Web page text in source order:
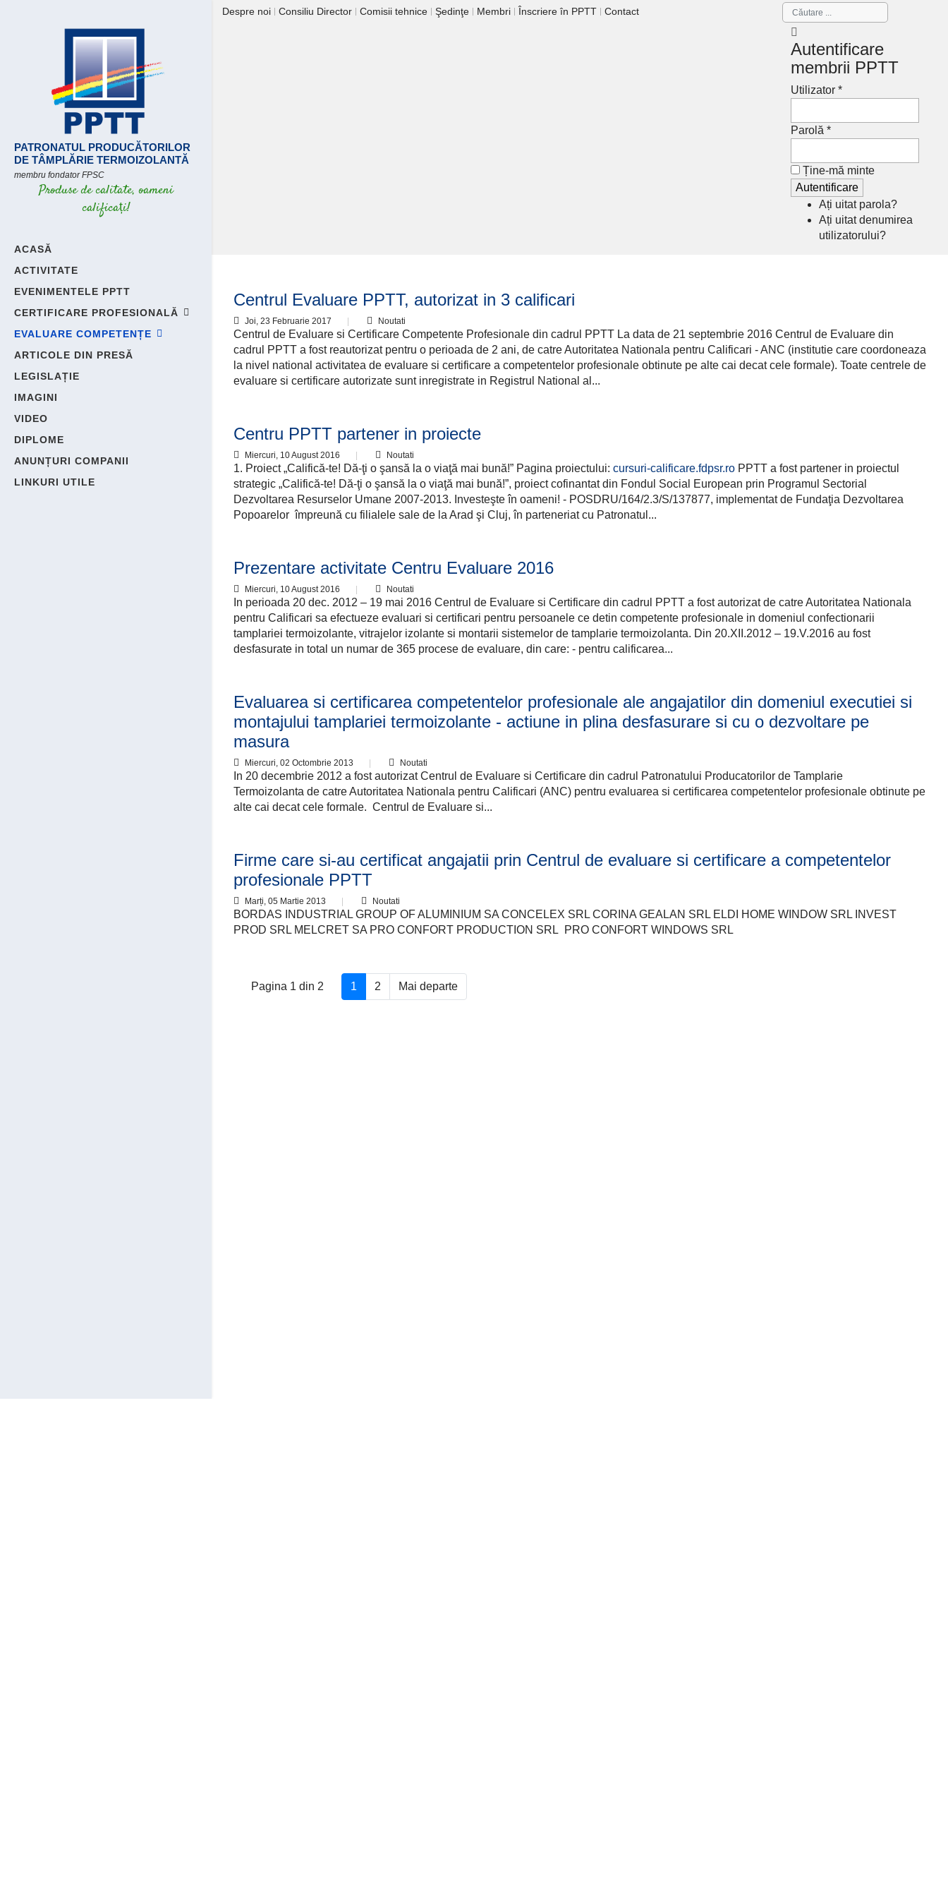
PATRONATUL PRODUCĂTORILOR
DE TÂMPLĂRIE TERMOIZOLANTĂ
membru fondator FPSC
Produse de calitate, oameni
calificați!
ACASĂ
ACTIVITATE
EVENIMENTELE PPTT
CERTIFICARE PROFESIONALĂ
EVALUARE COMPETENȚE
ARTICOLE DIN PRESĂ
LEGISLAȚIE
IMAGINI
VIDEO
DIPLOME
ANUNȚURI COMPANII
LINKURI UTILE
Despre noi Consiliu Director Comisii tehnice Şedinţe Membri Înscriere în PPTT Contact
Autentificare
membrii PPTT
Utilizator *
Parolă *
Ține-mă minte
Ați uitat parola?
Ați uitat denumirea
utilizatorului?
Centrul Evaluare PPTT, autorizat in 3 calificari
Joi, 23 Februarie 2017 Noutati
Centrul de Evaluare si Certificare Competente Profesionale din cadrul PPTT La data de 21 septembrie 2016 Centrul de Evaluare din
cadrul PPTT a fost reautorizat pentru o perioada de 2 ani, de catre Autoritatea Nationala pentru Calificari - ANC (institutie care coordoneaza
la nivel national activitatea de evaluare si certificare a competentelor profesionale obtinute pe alte cai decat cele formale). Toate centrele de
evaluare si certificare autorizate sunt inregistrate in Registrul National al...
Centru PPTT partener in proiecte
Miercuri, 10 August 2016 Noutati
1. Proiect „Califică-te! Dă-ţi o şansă la o viaţă mai bună!” Pagina proiectului: cursuri-calificare.fdpsr.roPPTT a fost partener in proiectul
strategic „Califică-te! Dă-ţi o şansă la o viaţă mai bună!”, proiect cofinantat din Fondul Social European prin Programul Sectorial
Dezvoltarea Resurselor Umane 2007-2013. Investeşte în oameni! - POSDRU/164/2.3/S/137877, implementat de Fundaţia Dezvoltarea
Popoarelor împreună cu filialele sale de la Arad şi Cluj, în parteneriat cu Patronatul...
Prezentare activitate Centru Evaluare 2016
Miercuri, 10 August 2016 Noutati
In perioada 20 dec. 2012 – 19 mai 2016 Centrul de Evaluare si Certificare din cadrul PPTT a fost autorizat de catre Autoritatea Nationala
pentru Calificari sa efectueze evaluari si certificari pentru persoanele ce detin competente profesionale in domeniul confectionarii
tamplariei termoizolante, vitrajelor izolante si montarii sistemelor de tamplarie termoizolanta. Din 20.XII.2012 – 19.V.2016 au fost
desfasurate in total un numar de 365 procese de evaluare, din care: - pentru calificarea...
Evaluarea si certificarea competentelor profesionale ale angajatilor din domeniul executiei si
montajului tamplariei termoizolante - actiune in plina desfasurare si cu o dezvoltare pe
masura
Miercuri, 02 Octombrie 2013 Noutati
In 20 decembrie 2012 a fost autorizat Centrul de Evaluare si Certificare din cadrul Patronatului Producatorilor de Tamplarie
Termoizolanta de catre Autoritatea Nationala pentru Calificari (ANC) pentru evaluarea si certificarea competentelor profesionale obtinute pe
alte cai decat cele formale. Centrul de Evaluare si...
Firme care si-au certificat angajatii prin Centrul de evaluare si certificare a competentelor
profesionale PPTT
Marți, 05 Martie 2013 Noutati
BORDAS INDUSTRIAL GROUP OF ALUMINIUM SA CONCELEX SRL CORINA GEALAN SRL ELDI HOME WINDOW SRL INVEST
PROD SRL MELCRET SA PRO CONFORT PRODUCTION SRL PRO CONFORT WINDOWS SRL
Pagina 1 din 2 1 2 Mai departe